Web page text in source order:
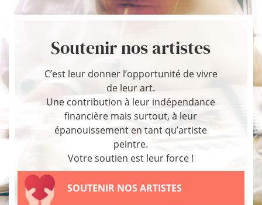
Soutenir nos artistes
C’est leur donner l’opportunité de vivre
de leur art.
Une contribution à leur indépendance
financière mais surtout, à leur
épanouissement en tant qu’artiste
peintre.
Votre soutien est leur force !
SOUTENIR NOS ARTISTES